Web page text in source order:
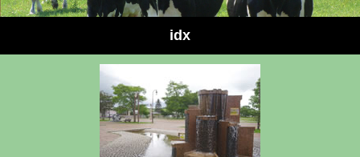
idx